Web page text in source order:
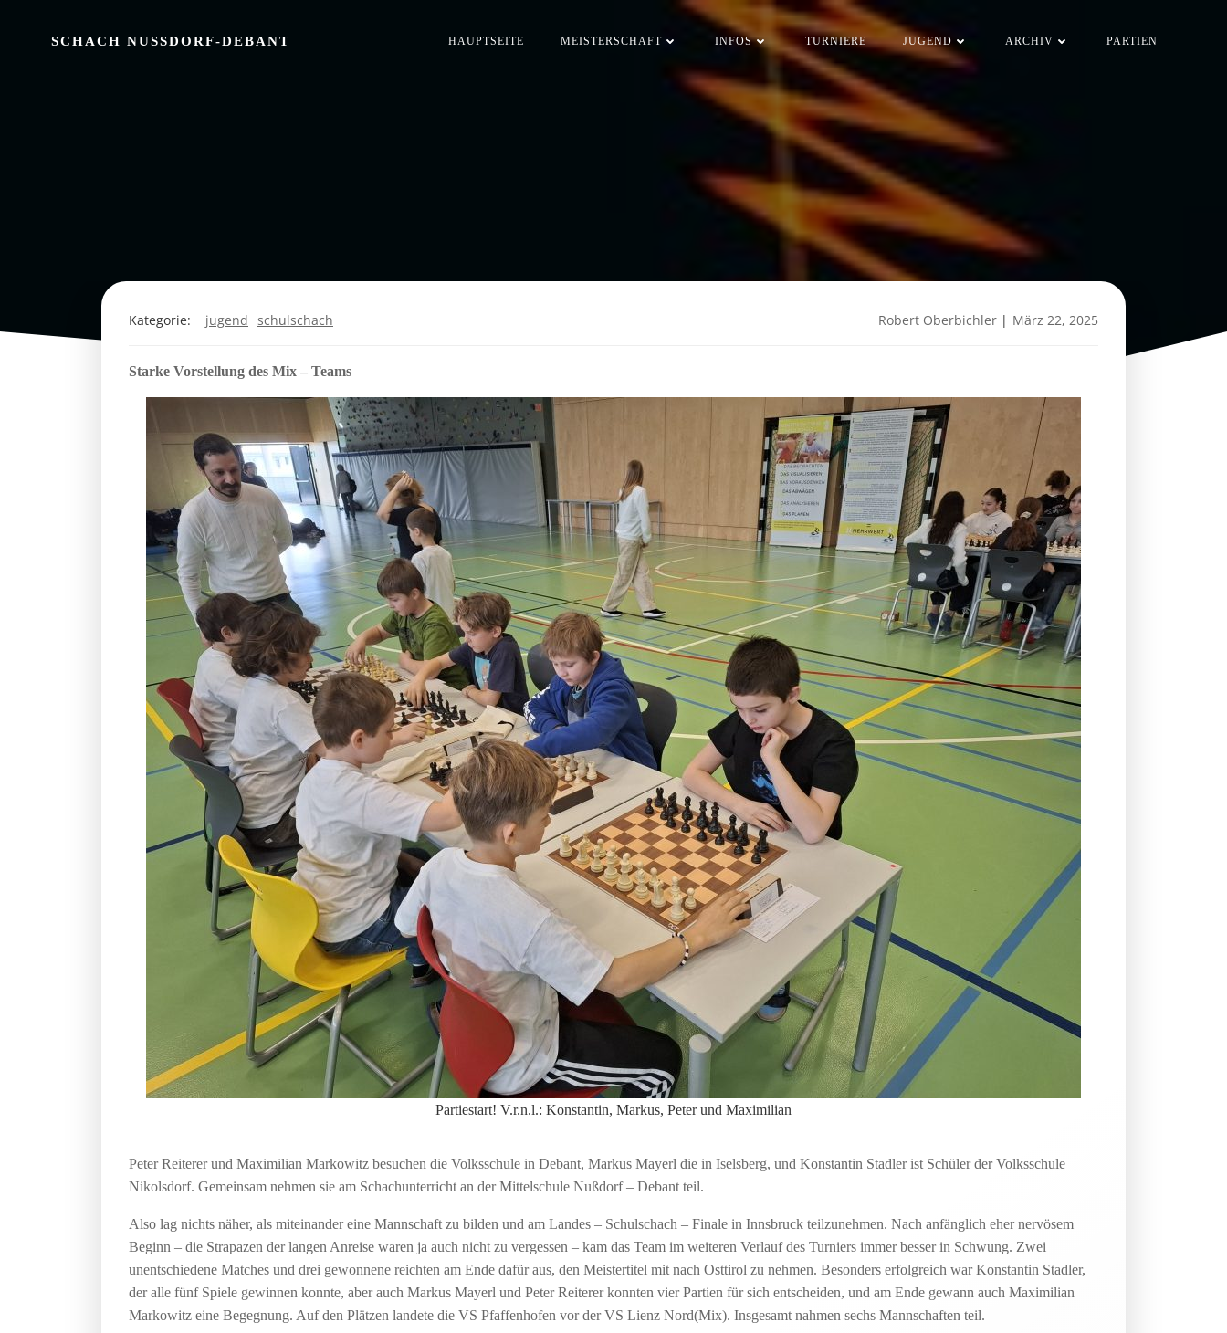
SCHACH NUSSDORF-DEBANT HAUPTSEITE MEISTERSCHAFT INFOS TURNIERE JUGEND ARCHIV PARTIEN
Kategorie: jugend schulschach Robert Oberbichler | März 22, 2025
Starke Vorstellung des Mix – Teams
Partiestart! V.r.n.l.: Konstantin, Markus, Peter und Maximilian
Peter Reiterer und Maximilian Markowitz besuchen die Volksschule in Debant, Markus Mayerl die in Iselsberg, und Konstantin Stadler ist Schüler der Volksschule
Nikolsdorf. Gemeinsam nehmen sie am Schachunterricht an der Mittelschule Nußdorf – Debant teil.
Also lag nichts näher, als miteinander eine Mannschaft zu bilden und am Landes – Schulschach – Finale in Innsbruck teilzunehmen. Nach anfänglich eher nervösem
Beginn – die Strapazen der langen Anreise waren ja auch nicht zu vergessen – kam das Team im weiteren Verlauf des Turniers immer besser in Schwung. Zwei
unentschiedene Matches und drei gewonnene reichten am Ende dafür aus, den Meistertitel mit nach Osttirol zu nehmen. Besonders erfolgreich war Konstantin Stadler,
der alle fünf Spiele gewinnen konnte, aber auch Markus Mayerl und Peter Reiterer konnten vier Partien für sich entscheiden, und am Ende gewann auch Maximilian
Markowitz eine Begegnung. Auf den Plätzen landete die VS Pfaffenhofen vor der VS Lienz Nord(Mix). Insgesamt nahmen sechs Mannschaften teil.